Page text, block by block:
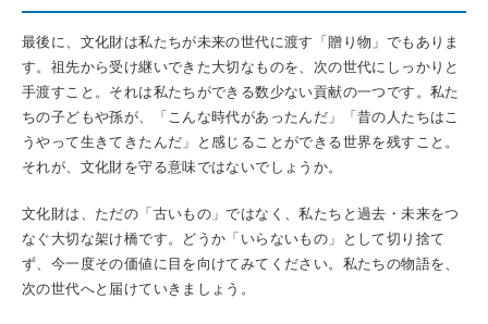
最後に、文化財は私たちが未来の世代に渡す「贈り物」でもありま
す。祖先から受け継いできた大切なものを、次の世代にしっかりと
手渡すこと。それは私たちができる数少ない貢献の一つです。私た
ちの子どもや孫が、「こんな時代があったんだ」「昔の人たちはこ
うやって生きてきたんだ」と感じることができる世界を残すこと。
それが、文化財を守る意味ではないでしょうか。
文化財は、ただの「古いもの」ではなく、私たちと過去・未来をつ
なぐ大切な架け橋です。どうか「いらないもの」として切り捨て
ず、今一度その価値に目を向けてみてください。私たちの物語を、
次の世代へと届けていきましょう。